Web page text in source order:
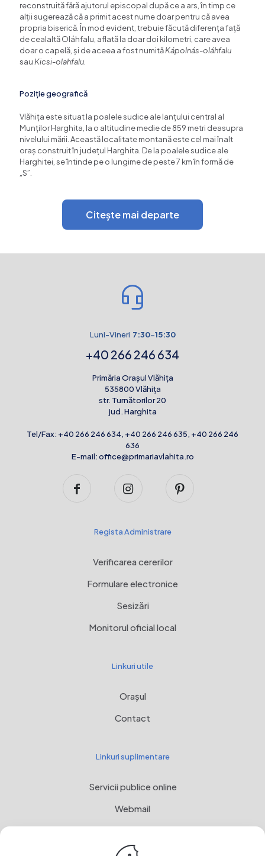
reconstruită fără ajutorul episcopal după ce a ars, în timp ce
alții sugerează că a primit acest nume doar pentru că avea
propria biserică. În mod evident, trebuie făcută diferența față
de cealaltă Oláhfalu, aflată la doar doi kilometri, care avea
doar o capelă, și de aceea a fost numităKápolnás-oláhfalu
sauKicsi-olahfalu.
Poziție geografică
Vlăhița este situat la poalele sudice ale lanțului central al
Munților Harghita, la o altitudine medie de 859 metri deasupra
nivelului mării. Această localitate montană este cel mai înalt
oraș construit în județul Harghita. De la poalele sudice ale
Harghitei, se întinde pe o lungime de peste 7 km în formă de
„S”.
Citește mai departe
Luni-Vineri 7:30-15:30
+40 266 246 634
Primăria Orașul Vlăhița
535800 Vlăhița
str. Turnătorilor 20
jud. Harghita
Tel/Fax: +40 266 246 634, +40 266 246 635, +40 266 246
636
E-mail:office@primariavlahita.ro
Regista Administrare
Verificarea cererilor
Formulare electronice
Sesizări
Monitorul oficial local
Linkuri utile
Orașul
Contact
Linkuri suplimentare
Servicii publice online
Webmail
Stemă